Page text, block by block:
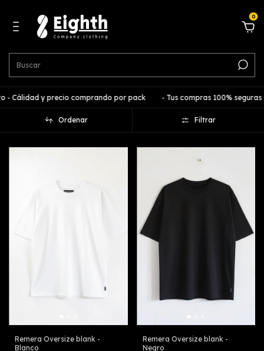
0
y precio comprando por pack - Tus compras 100% seguras - -
Ordenar Filtrar
Remera Oversize blank -
Blanco
Remera Oversize blank -
Negro